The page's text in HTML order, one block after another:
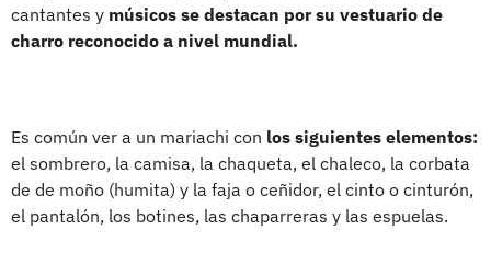
cantantes y músicos se destacan por su vestuario de
charro reconocido a nivel mundial.
Es común ver a un mariachi con los siguientes elementos:
el sombrero, la camisa, la chaqueta, el chaleco, la corbata
de de moño (humita) y la faja o ceñidor, el cinto o cinturón,
el pantalón, los botines, las chaparreras y las espuelas.